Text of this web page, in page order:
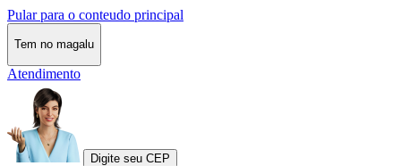
Pular para o conteudo principal
Tem no magalu
Atendimento
Digite seu CEP